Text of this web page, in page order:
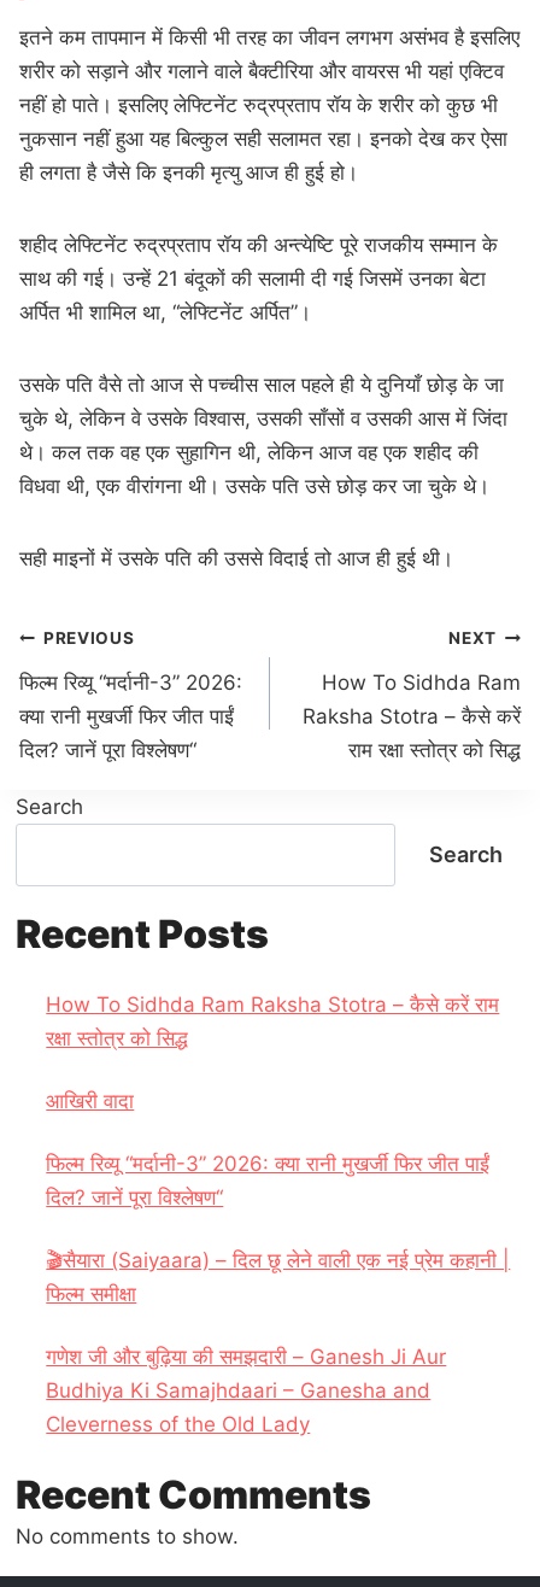
इतने कम तापमान में किसी भी तरह का जीवन लगभग असंभव है इसलिए
शरीर को सड़ाने और गलाने वाले बैक्टीरिया और वायरस भी यहां एक्टिव
नहीं हो पाते। इसलिए लेफ्टिनेंट रुद्रप्रताप रॉय के शरीर को कुछ भी
नुकसान नहीं हुआ यह बिल्कुल सही सलामत रहा। इनको देख कर ऐसा
ही लगता है जैसे कि इनकी मृत्यु आज ही हुई हो।
शहीद लेफ्टिनेंट रुद्रप्रताप रॉय की अन्त्येष्टि पूरे राजकीय सम्मान के
साथ की गई। उन्हें 21 बंदूकों की सलामी दी गई जिसमें उनका बेटा
अर्पित भी शामिल था, “लेफ्टिनेंट अर्पित”।
उसके पति वैसे तो आज से पच्चीस साल पहले ही ये दुनियाँ छोड़ के जा
चुके थे, लेकिन वे उसके विश्वास, उसकी साँसों व उसकी आस में जिंदा
थे। कल तक वह एक सुहागिन थी, लेकिन आज वह एक शहीद की
विधवा थी, एक वीरांगना थी। उसके पति उसे छोड़ कर जा चुके थे।
सही माइनों में उसके पति की उससे विदाई तो आज ही हुई थी।
Post
navigation
PREVIOUS
फिल्म रिव्यू “मर्दानी-3” 2026:
क्या रानी मुखर्जी फिर जीत पाईं
दिल? जानें पूरा विश्लेषण“
NEXT
How To Sidhda Ram
Raksha Stotra – कैसे करें
राम रक्षा स्तोत्र को सिद्ध
Search
Search
Recent Posts
How To Sidhda Ram Raksha Stotra – कैसे करें राम
रक्षा स्तोत्र को सिद्ध
आखिरी वादा
फिल्म रिव्यू “मर्दानी-3” 2026: क्या रानी मुखर्जी फिर जीत पाईं
दिल? जानें पूरा विश्लेषण“
🎬सैयारा (Saiyaara) – दिल छू लेने वाली एक नई प्रेम कहानी |
फिल्म समीक्षा
गणेश जी और बुढ़िया की समझदारी – Ganesh Ji Aur
Budhiya Ki Samajhdaari – Ganesha and
Cleverness of the Old Lady
Recent Comments
No comments to show.